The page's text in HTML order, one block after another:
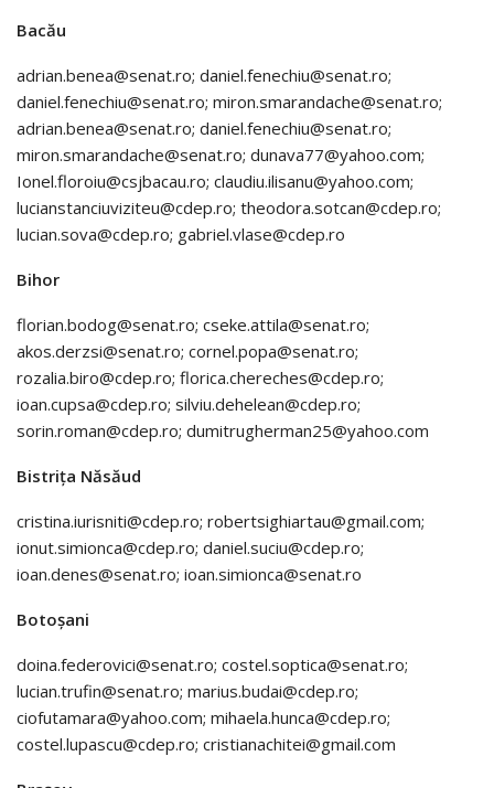
Bacău
adrian.benea@senat.ro; daniel.fenechiu@senat.ro;
daniel.fenechiu@senat.ro; miron.smarandache@senat.ro;
adrian.benea@senat.ro; daniel.fenechiu@senat.ro;
miron.smarandache@senat.ro; dunava77@yahoo.com;
Ionel.floroiu@csjbacau.ro; claudiu.ilisanu@yahoo.com;
lucianstanciuviziteu@cdep.ro; theodora.sotcan@cdep.ro;
lucian.sova@cdep.ro; gabriel.vlase@cdep.ro
Bihor
florian.bodog@senat.ro; cseke.attila@senat.ro;
akos.derzsi@senat.ro; cornel.popa@senat.ro;
rozalia.biro@cdep.ro; florica.chereches@cdep.ro;
ioan.cupsa@cdep.ro; silviu.dehelean@cdep.ro;
sorin.roman@cdep.ro; dumitrugherman25@yahoo.com
Bistrița Năsăud
cristina.iurisniti@cdep.ro; robertsighiartau@gmail.com;
ionut.simionca@cdep.ro; daniel.suciu@cdep.ro;
ioan.denes@senat.ro; ioan.simionca@senat.ro
Botoșani
doina.federovici@senat.ro; costel.soptica@senat.ro;
lucian.trufin@senat.ro; marius.budai@cdep.ro;
ciofutamara@yahoo.com; mihaela.hunca@cdep.ro;
costel.lupascu@cdep.ro; cristianachitei@gmail.com